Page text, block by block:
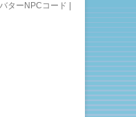
ターNPCコード |